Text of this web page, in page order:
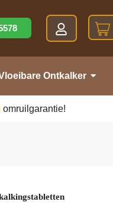
Ontkalker
omruilgarantie!